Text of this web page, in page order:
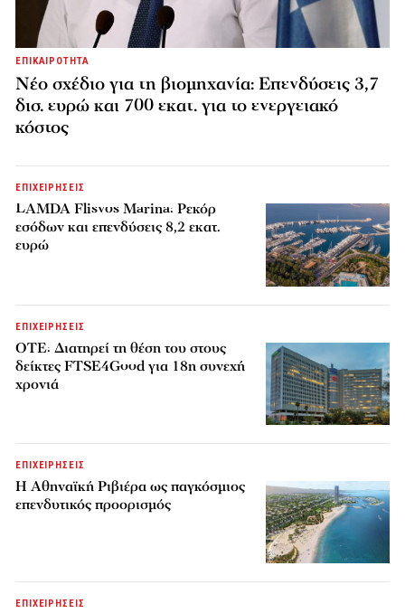
ΕΠΙΚΑΙΡΟΤΗΤΑ
Νέο σχέδιο για τη βιομηχανία: Επενδύσεις 3,7
δισ. ευρώ και 700 εκατ. για το ενεργειακό
κόστος
ΕΠΙΧΕΙΡΗΣΕΙΣ
LAMDA Flisvos Marina: Ρεκόρ
εσόδων και επενδύσεις 8,2 εκατ.
ευρώ
ΕΠΙΧΕΙΡΗΣΕΙΣ
ΟΤΕ: Διατηρεί τη θέση του στους
δείκτες FTSE4Good για 18η συνεχή
χρονιά
ΕΠΙΧΕΙΡΗΣΕΙΣ
Η Αθηναϊκή Ριβιέρα ως παγκόσμιος
επενδυτικός προορισμός
ΕΠΙΧΕΙΡΗΣΕΙΣ